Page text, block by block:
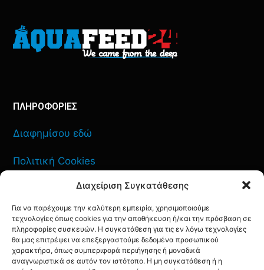
Διαχείριση Συγκατάθεσης
Για να παρέχουμε την καλύτερη εμπειρία, χρησιμοποιούμε
τεχνολογίες όπως cookies για την αποθήκευση ή/και την πρόσβαση σε
πληροφορίες συσκευών. Η συγκατάθεση για τις εν λόγω τεχνολογίες
θα μας επιτρέψει να επεξεργαστούμε δεδομένα προσωπικού
χαρακτήρα, όπως συμπεριφορά περιήγησης ή μοναδικά
αναγνωριστικά σε αυτόν τον ιστότοπο. Η μη συγκατάθεση ή η
ΠΛΗΡΟΦΟΡΙΕΣ
Διαφημίσου εδώ
Πολιτική Cookies
Πολιτική Απορρήτου